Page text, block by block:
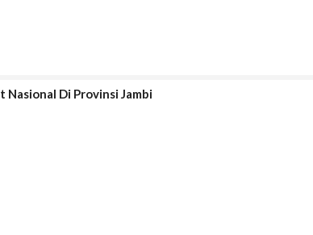
Nasional Di Provinsi Jambi